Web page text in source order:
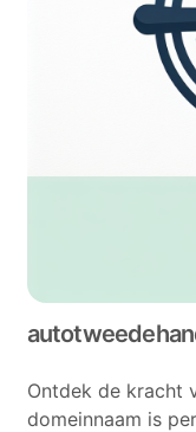
Ontdek de kracht
domeinnaam is